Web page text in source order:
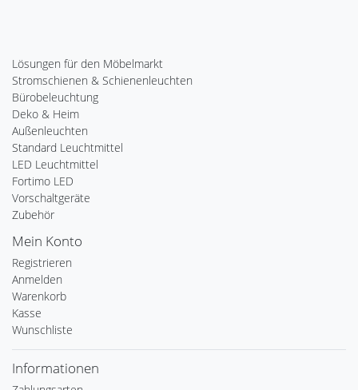
Lösungen für den Möbelmarkt
Stromschienen & Schienenleuchten
Bürobeleuchtung
Deko & Heim
Außenleuchten
Standard Leuchtmittel
LED Leuchtmittel
Fortimo LED
Vorschaltgeräte
Zubehör
Mein Konto
Registrieren
Anmelden
Warenkorb
Kasse
Wunschliste
Informationen